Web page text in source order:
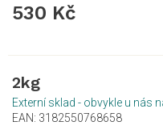
530 Kč
2kg
Externí sklad - obvykle u nás
EAN: 3182550768658